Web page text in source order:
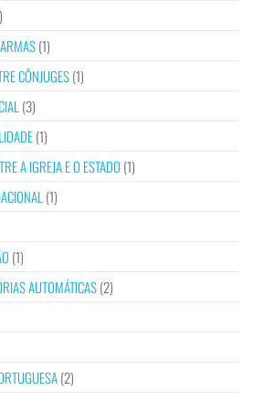
(1)
CÔNJUGES(1)
(3)
(1)
A IGREJA E O ESTADO (1)
(1)
(1)
AUTOMÁTICAS(2)
(2)